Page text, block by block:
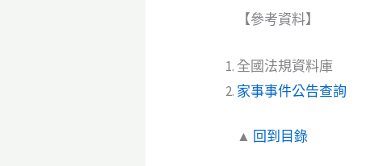
【參考資料】
全國法規資料庫
家事事件公告查詢
▲ 回到目錄